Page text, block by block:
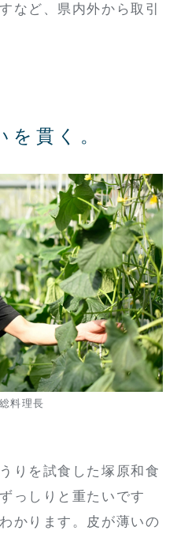
など、県内外から取引
を貫く。
料理長
りを試食した塚原和食
っしりと重たいです
かります。皮が薄いの